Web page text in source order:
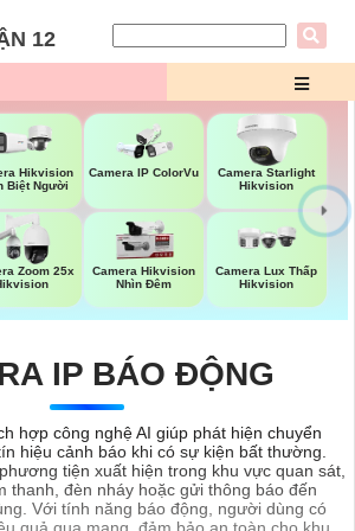
12
Hikvision
Biệt Người
Camera IP ColorVu
Camera Starlight
Hikvision
Zoom 25x
Camera Hikvision
Nhìn Đêm
Camera Lux Thấp
Hikvision
IP BÁO ĐỘNG
hợp công nghệ AI giúp phát hiện chuyển
hiệu cảnh báo khi có sự kiện bất thường.
tiện xuất hiện trong khu vực quan sát,
thanh, đèn nháy hoặc gửi thông báo đến
Với tính năng báo động, người dùng có